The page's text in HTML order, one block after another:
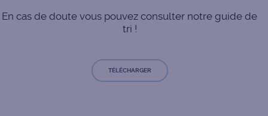
En cas de doute vous pouvez consulter notre guide de
tri !
TÉLÉCHARGER